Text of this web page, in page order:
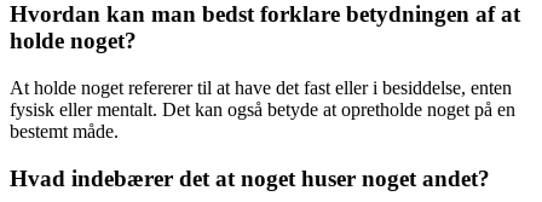
Hvordan kan man bedst forklare betydningen af at
holde noget?
At holde noget refererer til at have det fast eller i besiddelse, enten
fysisk eller mentalt. Det kan også betyde at opretholde noget på en
bestemt måde.
Hvad indebærer det at noget huser noget andet?